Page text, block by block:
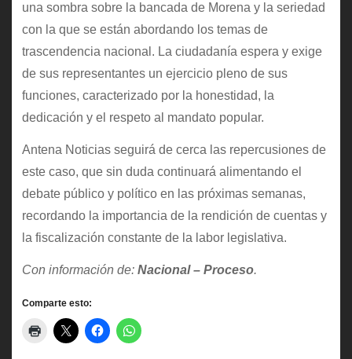
una sombra sobre la bancada de Morena y la seriedad
con la que se están abordando los temas de
trascendencia nacional. La ciudadanía espera y exige
de sus representantes un ejercicio pleno de sus
funciones, caracterizado por la honestidad, la
dedicación y el respeto al mandato popular.
Antena Noticias seguirá de cerca las repercusiones de
este caso, que sin duda continuará alimentando el
debate público y político en las próximas semanas,
recordando la importancia de la rendición de cuentas y
la fiscalización constante de la labor legislativa.
Con información de: Nacional – Proceso.
Comparte esto: